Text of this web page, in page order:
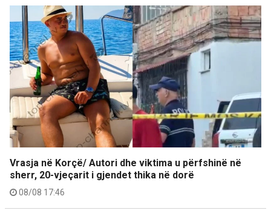
Vrasja në Korçë/ Autori dhe viktima u përfshinë në
sherr, 20-vjeçarit i gjendet thika në dorë
08/08 17:46